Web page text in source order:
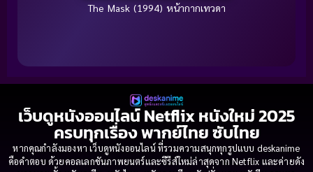
The Mask (1994) หน้ากากเทวดา
เว็บดูหนังออนไลน์ Netflix หนังใหม่ 2025
ครบทุกเรื่อง พากย์ไทย ซับไทย
หากคุณกำลังมองหา เว็บดูหนังออนไลน์ ที่รวมความสนุกทุกรูปแบบ deskanime
คือคำตอบ ด้วยคอลเลกชันภาพยนตร์และซีรีส์ใหม่ล่าสุดจาก Netflix และค่ายดัง